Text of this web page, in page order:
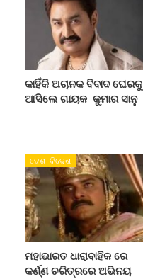
କାହିଁକି ଅଚାନକ ବିବାଦ ଘେରକୁ
ଆସିଲେ ଗାୟକ କୁମାର ସାନୁ
ଦେଶ- ବିଦେଶ
ମହାଭାରତ ଧାରାବାହିକ ରେ
କର୍ଣ୍ଣ ଚରିତ୍ରରେ ଅଭିନୟ